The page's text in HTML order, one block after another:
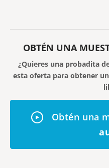
OBTÉN UNA
¿Quieres una probadita
esta oferta para obtener
Obtén una